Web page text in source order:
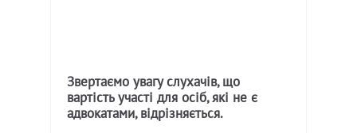
Звертаємо увагу слухачів, що
вартість участі для осіб, які не є
адвокатами, відрізняється.